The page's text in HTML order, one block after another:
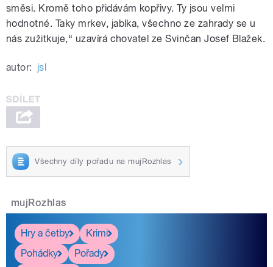
směsi. Kromě toho přidávám kopřivy. Ty jsou velmi
hodnotné. Taky mrkev, jablka, všechno ze zahrady se u
nás zužitkuje,“ uzavírá chovatel ze Svinčan Josef Blažek.
autor: jsl
Všechny díly pořadu na mujRozhlas
mujRozhlas
Hry a četby
Krimi
Pohádky
Pořady